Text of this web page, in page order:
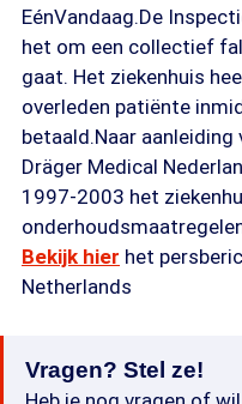
EénVandaag.De
het om een collectief
gaat. Het ziekenhuis
overleden patiënte
betaald.Naar
Dräger Medical
1997-2003 het
Bekijk hier het
Netherlands
Vragen? Stel ze!